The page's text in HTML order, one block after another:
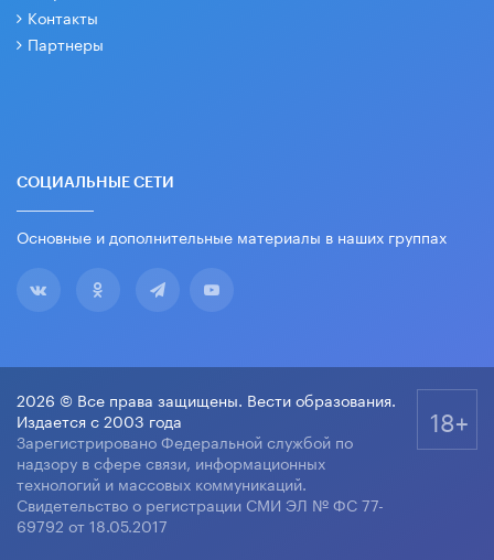
Контакты
Партнеры
СОЦИАЛЬНЫЕ СЕТИ
Основные и дополнительные материалы в наших группах
2026 © Все права защищены. Вести образования.
Издается с 2003 года
Зарегистрировано Федеральной службой по
надзору в сфере связи, информационных
технологий и массовых коммуникаций.
Свидетельство о регистрации СМИ ЭЛ № ФС 77-
69792 от 18.05.2017
18+